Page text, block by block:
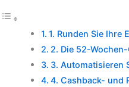
1. Runden Sie Ihre
2. Die 52-
3. Automatisieren
4. Cashback- und